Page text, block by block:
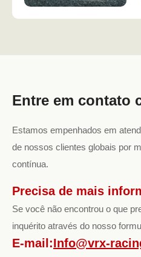
Entre em contato
Estamos empenhados em
de nossos clientes globais por
contínua.
Precisa de mais
Se você não encontrou o que
inquérito através do nosso
E-mail:Info@vrx-